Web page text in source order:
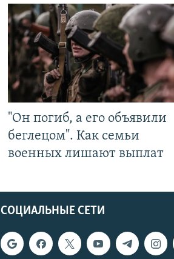
"Он погиб, а его объявили
беглецом". Как семьи
военных лишают выплат
СОЦИАЛЬНЫЕ СЕТИ